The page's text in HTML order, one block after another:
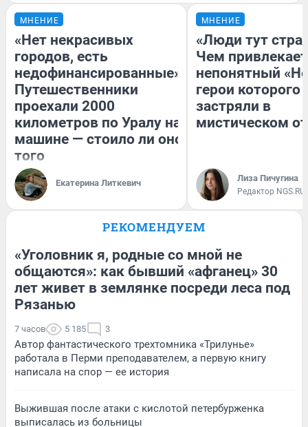
МНЕНИЕ
«Нет некрасивых
городов, есть
недофинансированные».
Путешественники
проехали 2000
километров по Уралу на
машине — стоило ли оно
того
Екатерина Литкевич
МНЕНИЕ
«Люди тут
Чем привлекает
непонятный
герои которого
застряли в
мистическом
Лиза Пичугина
Редактор NGS.RU
РЕКОМЕНДУЕМ
«Уголовник я, родные со мной не
общаются»: как бывший «афганец» 30
лет живет в землянке посреди леса под
Рязанью
7 часов 5 185 3
Автор фантастического трехтомника «Трилунье»
работала в Перми преподавателем, а первую книгу
написала на спор — ее история
Выжившая после атаки с кислотой петербурженка
выписалась из больницы